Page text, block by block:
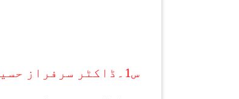
س1۔ڈاکٹر سرفراز حسین قاضی کدوں تے کِتھے پیدا ہوئے؟